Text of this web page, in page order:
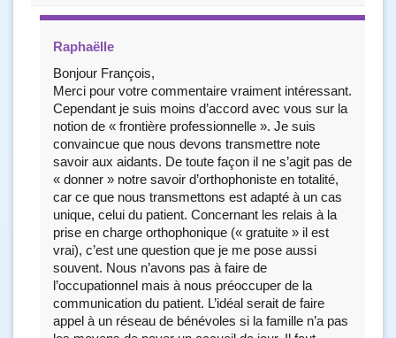
Raphaëlle
Bonjour François,
Merci pour votre commentaire vraiment intéressant.
Cependant je suis moins d’accord avec vous sur la
notion de « frontière professionnelle ». Je suis
convaincue que nous devons transmettre note
savoir aux aidants. De toute façon il ne s’agit pas de
« donner » notre savoir d’orthophoniste en totalité,
car ce que nous transmettons est adapté à un cas
unique, celui du patient. Concernant les relais à la
prise en charge orthophonique (« gratuite » il est
vrai), c’est une question que je me pose aussi
souvent. Nous n’avons pas à faire de
l’occupationnel mais à nous préoccuper de la
communication du patient. L’idéal serait de faire
appel à un réseau de bénévoles si la famille n’a pas